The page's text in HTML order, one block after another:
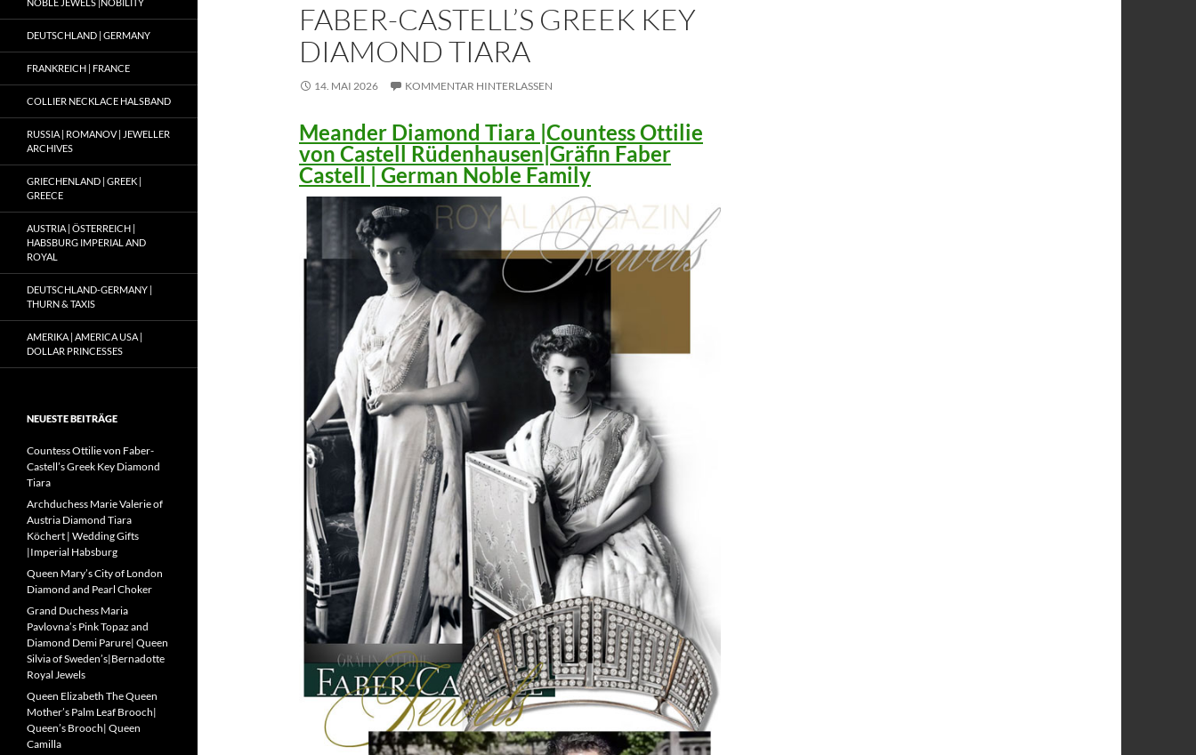
FABER-CASTELL’S GREEK KEY
DIAMOND TIARA
14. MAI 2026 KOMMENTAR HINTERLASSEN
Meander Diamond Tiara |Countess Ottilie
von Castell Rüdenhausen|Gräfin Faber
Castell | German Noble Family
DEUTSCHLAND | GERMANY
FRANKREICH | FRANCE
COLLIER NECKLACE HALSBAND
RUSSIA | ROMANOV | JEWELLER
ARCHIVES
GRIECHENLAND | GREEK |
GREECE
AUSTRIA | ÖSTERREICH |
HABSBURG IMPERIAL AND
ROYAL
DEUTSCHLAND-GERMANY |
THURN & TAXIS
AMERIKA | AMERICA USA |
DOLLAR PRINCESSES
NEUESTE BEITRÄGE
Countess Ottilie von Faber-
Castell’s Greek Key Diamond
Tiara
Archduchess Marie Valerie of
Austria Diamond Tiara
Köchert | Wedding Gifts
|Imperial Habsburg
Queen Mary’s City of London
Diamond and Pearl Choker
Grand Duchess Maria
Pavlovna’s Pink Topaz and
Diamond Demi Parure| Queen
Silvia of Sweden’s|Bernadotte
Royal Jewels
Queen Elizabeth The Queen
Mother’s Palm Leaf Brooch|
Queen’s Brooch| Queen
Camilla